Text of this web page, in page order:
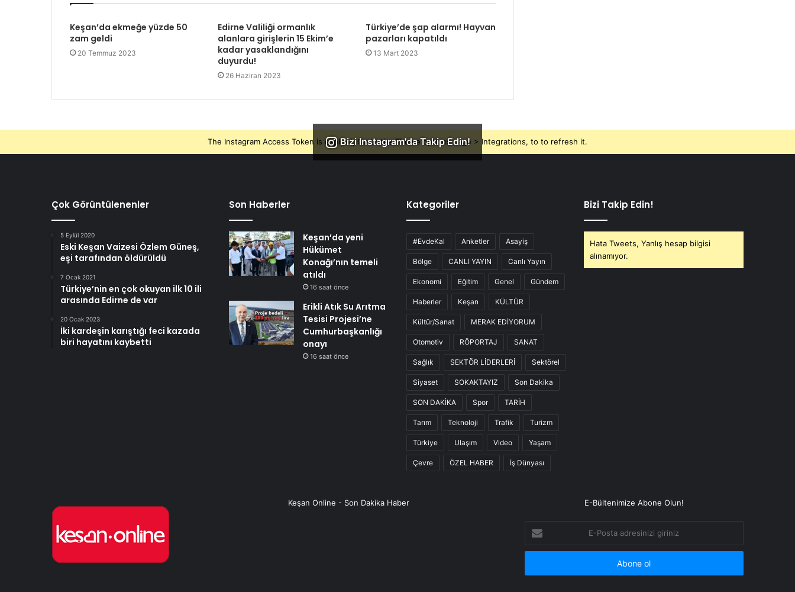
Keşan’da ekmeğe yüzde 50
zam geldi
20 Temmuz 2023
Edirne Valiliği ormanlık
alanlara girişlerin 15 Ekim’e
kadar yasaklandığını
duyurdu!
26 Haziran 2023
Türkiye’de şap alarmı! Hayvan
pazarları kapatıldı
13 Mart 2023
Bizi Instagram'da Takip Edin!
The Instagram Access Token is expired, Go to the Theme options page > Integrations, to to refresh it.
Çok Görüntülenenler
5 Eylül 2020
Eski Keşan Vaizesi Özlem Güneş,
eşi tarafından öldürüldü
7 Ocak 2021
Türkiye’nin en çok okuyan ilk 10 ili
arasında Edirne de var
20 Ocak 2023
İki kardeşin karıştığı feci kazada
biri hayatını kaybetti
Son Haberler
Keşan’da yeni
Hükümet
Konağı’nın temeli
atıldı
16 saat önce
Erikli Atık Su Arıtma
Tesisi Projesi’ne
Cumhurbaşkanlığı
onayı
16 saat önce
Kategoriler
#EvdeKal Anketler Asayiş
Bölge CANLI YAYIN Canlı Yayın
Ekonomi Eğitim Genel Gündem
Haberler Keşan KÜLTÜR
Kültür/Sanat MERAK EDİYORUM
Otomotiv RÖPORTAJ SANAT
Sağlık SEKTÖR LİDERLERİ Sektörel
Siyaset SOKAKTAYIZ Son Dakika
SON DAKİKA Spor TARİH
Tarım Teknoloji Trafik Turizm
Türkiye Ulaşım Video Yaşam
Çevre ÖZEL HABER İş Dünyası
Bizi Takip Edin!
Hata Tweets, Yanlış hesap bilgisi
alınamıyor.
Keşan Online - Son Dakika Haber E-Bültenimize Abone Olun!
Posta
adresinizi